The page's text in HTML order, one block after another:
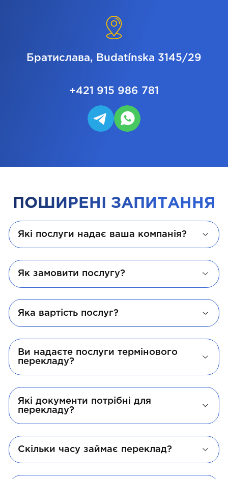
Братислава, Budatínska 3145/29
+421 915 986 781
ПОШИРЕНІ ЗАПИТАННЯ
Які послуги надає ваша компанія?
Як замовити послугу?
Яка вартість послуг?
Ви надаєте послуги термінового
перекладу?
Які документи потрібні для
перекладу?
Скільки часу займає переклад?